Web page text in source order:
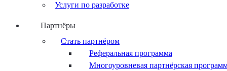
Услуги по разработке
Партнёры
Стать партнёром
Реферальная программа
Многоуровневая партнёрская